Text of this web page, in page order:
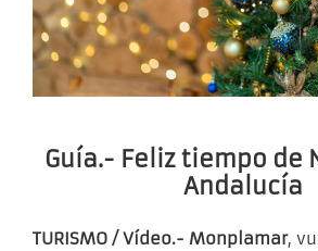
Guía.- Feliz tiempo de
Andalucía
TURISMO / Vídeo.- Monplamar,